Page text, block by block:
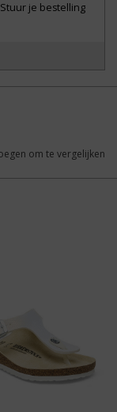
je bestelling
om te vergelijken